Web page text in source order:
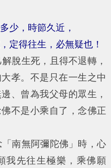
少，時節久近，
定得往生，必無疑也！
生死，且得不退轉，
孝。不是只在一生之中
、曾為我父母的眾生，
不是小乘自了，念佛正
無阿彌陀佛」時，心
先往生極樂，乘佛願